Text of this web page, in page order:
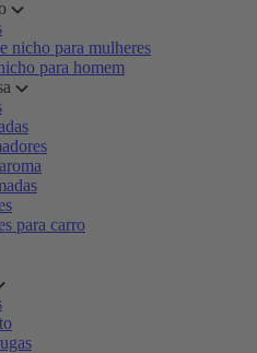
nicho para mulheres
para homem
para carro